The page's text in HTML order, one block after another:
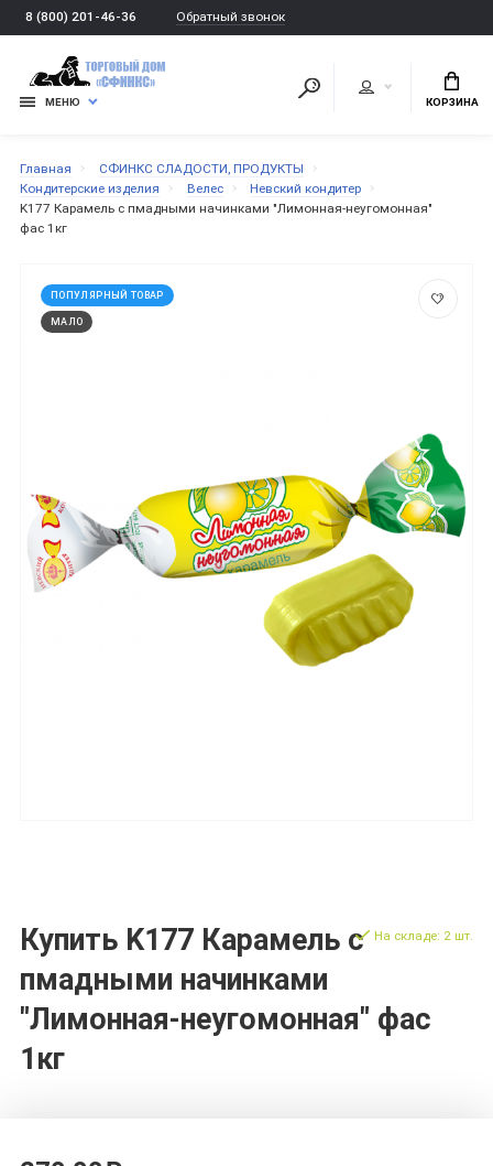
8 (800) 201-46-36 Обратный звонок
МЕНЮ КОРЗИНА
Главная
СФИНКС СЛАДОСТИ, ПРОДУКТЫ
Кондитерские изделия
Велес
Невский кондитер
K177 Карамель с пмадными начинками "Лимонная-неугомонная"
фас 1кг
ПОПУЛЯРНЫЙ ТОВАР
МАЛО
Купить K177 Карамель с
пмадными начинками
"Лимонная-неугомонная" фас
1кг
На складе: 2 шт.